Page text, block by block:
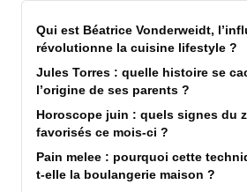
Qui est Béatrice Vonderweidt,
révolutionne la cuisine lifestyle ?
Jules Torres : quelle histoire se
l’origine de ses parents ?
Horoscope juin : quels signes du
favorisés ce mois-ci ?
Pain melee : pourquoi cette
t-elle la boulangerie maison ?